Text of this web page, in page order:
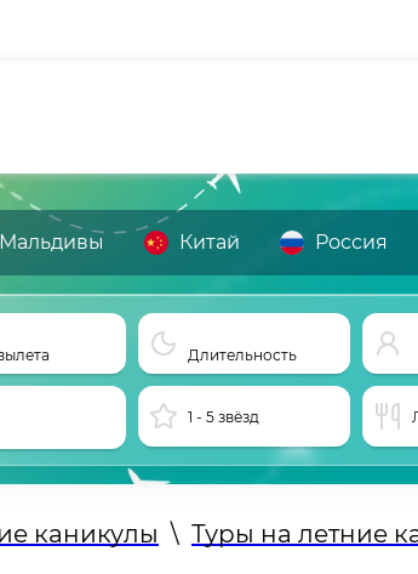
Мальдивы Китай Россия
Длительность
1 - 5 звёзд
каникулы \ Туры на летние